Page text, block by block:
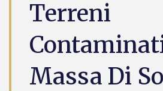
Terreni
Massa Di